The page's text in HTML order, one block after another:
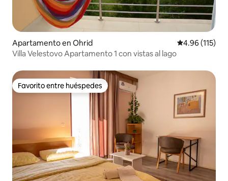
Apartamento en Ohrid Calificación
4.96 (115)
Villa Velestovo Apartamento 1 con vistas al lago
Favorito entre huéspedes
Favorito entre huéspedes